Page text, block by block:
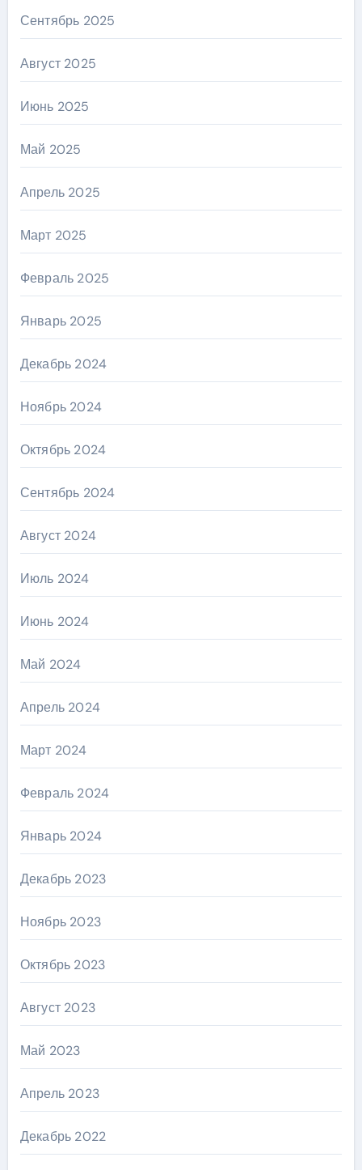
Сентябрь 2025
Август 2025
Июнь 2025
Май 2025
Апрель 2025
Март 2025
Февраль 2025
Январь 2025
Декабрь 2024
Ноябрь 2024
Октябрь 2024
Сентябрь 2024
Август 2024
Июль 2024
Июнь 2024
Май 2024
Апрель 2024
Март 2024
Февраль 2024
Январь 2024
Декабрь 2023
Ноябрь 2023
Октябрь 2023
Август 2023
Май 2023
Апрель 2023
Декабрь 2022